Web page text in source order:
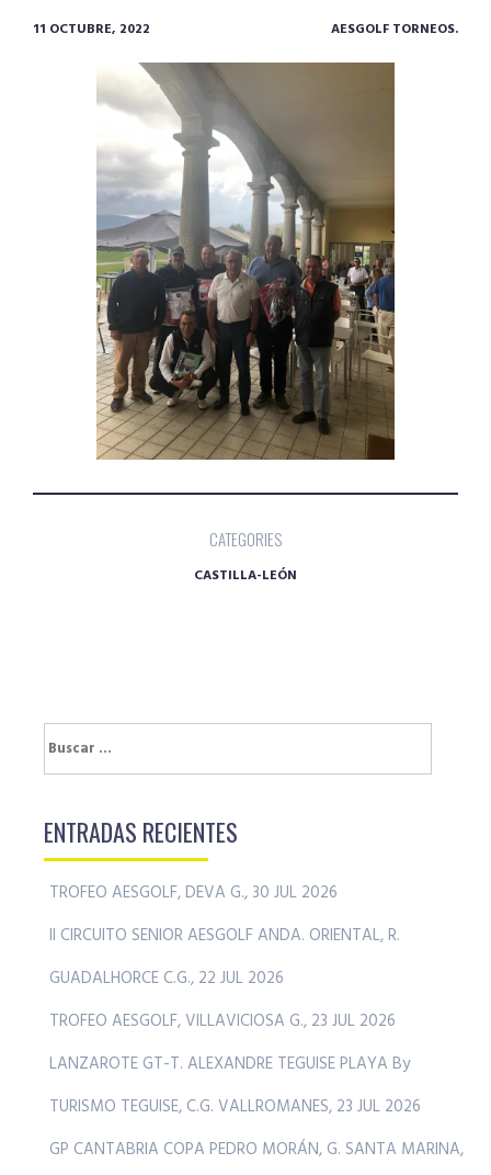
11 OCTUBRE, 2022 AESGOLF TORNEOS.
CATEGORIES
CASTILLA-LEÓN
Buscar:
ENTRADAS RECIENTES
TROFEO AESGOLF, DEVA G., 30 JUL 2026
II CIRCUITO SENIOR AESGOLF ANDA. ORIENTAL, R.
GUADALHORCE C.G., 22 JUL 2026
TROFEO AESGOLF, VILLAVICIOSA G., 23 JUL 2026
LANZAROTE GT-T. ALEXANDRE TEGUISE PLAYA By
TURISMO TEGUISE, C.G. VALLROMANES, 23 JUL 2026
GP CANTABRIA COPA PEDRO MORÁN, G. SANTA MARINA,